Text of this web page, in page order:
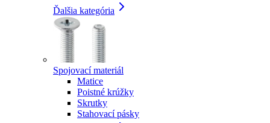
Ďalšia kategória
Spojovací materiál
Matice
Poistné krúžky
Skrutky
Stahovací pásky